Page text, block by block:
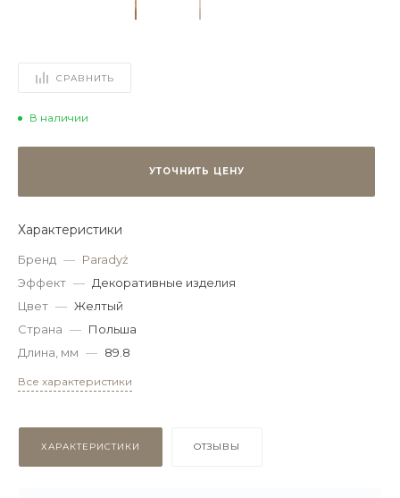
СРАВНИТЬ
В наличии
УТОЧНИТЬ ЦЕНУ
Характеристики
Бренд — Paradyż
Эффект — Декоративные изделия
Цвет — Желтый
Страна — Польша
Длина, мм — 89.8
Все характеристики
ХАРАКТЕРИСТИКИ ОТЗЫВЫ